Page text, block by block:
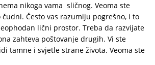
nikoga vama sličnog. Veoma ste
Često vas razumiju pogrešno, i to
lični prostor. Treba da razvijate
zahteva poštovanje drugih. Vi ste
tamne i svjetle strane života. Veoma ste